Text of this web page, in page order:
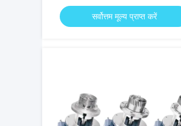
सर्वोत्तम मूल्य प्राप्त करें